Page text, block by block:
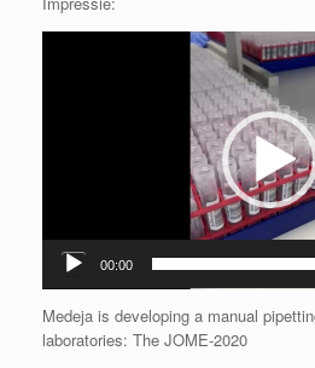
00:00
Medeja is developing a manual
laboratories: The JOME-2020